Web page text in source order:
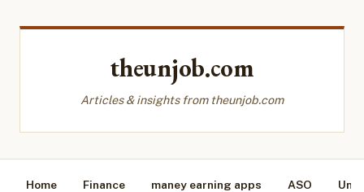
theunjob.com
Articles & insights from theunjob.com
Home Finance maney earning apps ASO